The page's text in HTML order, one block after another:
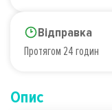
Відправка
Протягом 24 годин
Опис